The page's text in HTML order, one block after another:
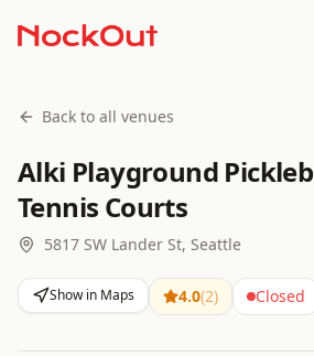
Back to all venues
Alki Playground
Tennis Courts
5817 SW Lander St, Seattle
Show in Maps 4.0(2) Closed